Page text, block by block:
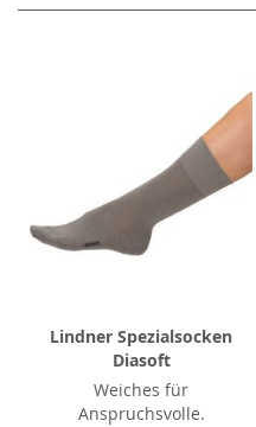
Lindner Spezialsocken
Diasoft
Weiches für
Anspruchsvolle.